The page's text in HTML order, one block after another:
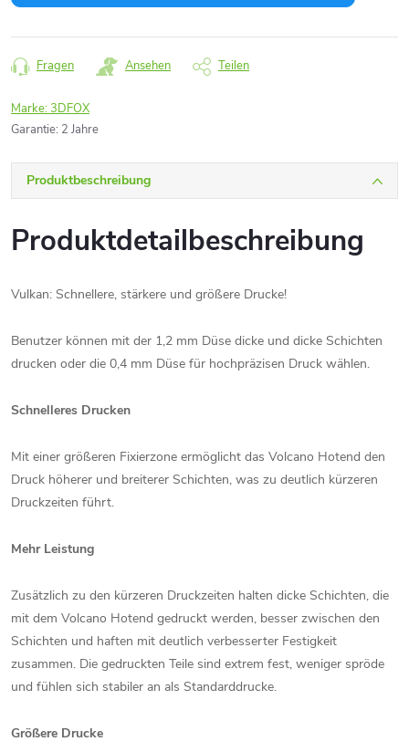
Fragen Ansehen Teilen
Marke:3DFOX
Garantie: 2 Jahre
Produktbeschreibung
Produktdetailbeschreibung
Vulkan: Schnellere, stärkere und größere Drucke!
Benutzer können mit der 1,2 mm Düse dicke und dicke Schichten
drucken oder die 0,4 mm Düse für hochpräzisen Druck wählen.
Schnelleres Drucken
Mit einer größeren Fixierzone ermöglicht das Volcano Hotend den
Druck höherer und breiterer Schichten, was zu deutlich kürzeren
Druckzeiten führt.
Mehr Leistung
Zusätzlich zu den kürzeren Druckzeiten halten dicke Schichten, die
mit dem Volcano Hotend gedruckt werden, besser zwischen den
Schichten und haften mit deutlich verbesserter Festigkeit
zusammen. Die gedruckten Teile sind extrem fest, weniger spröde
und fühlen sich stabiler an als Standarddrucke.
Größere Drucke